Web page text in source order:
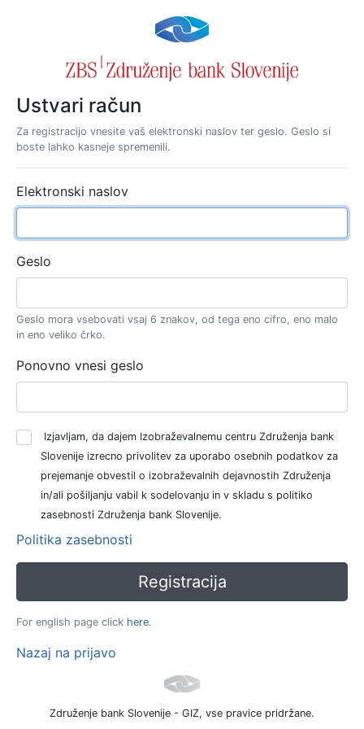
Ustvari račun
Za registracijo vnesite vaš elektronski naslov ter geslo. Geslo si
boste lahko kasneje spremenili.
Elektronski naslov
Geslo
Geslo mora vsebovati vsaj 6 znakov, od tega eno cifro, eno malo
in eno veliko črko.
Ponovno vnesi geslo
Izjavljam, da dajem Izobraževalnemu centru Združenja bank
Slovenije izrecno privolitev za uporabo osebnih podatkov za
prejemanje obvestil o izobraževalnih dejavnostih Združenja
in/ali pošiljanju vabil k sodelovanju in v skladu s politiko
zasebnosti Združenja bank Slovenije.
Politika zasebnosti
For english page click here.
Nazaj na prijavo
Združenje bank Slovenije - GIZ, vse pravice pridržane.